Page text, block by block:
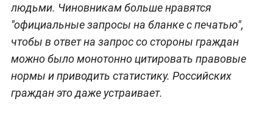
людьми. Чиновникам больше нравятся
"официальные запросы на бланке с печатью",
чтобы в ответ на запрос со стороны граждан
можно было монотонно цитировать правовые
нормы и приводить статистику. Российских
граждан это даже устраивает.